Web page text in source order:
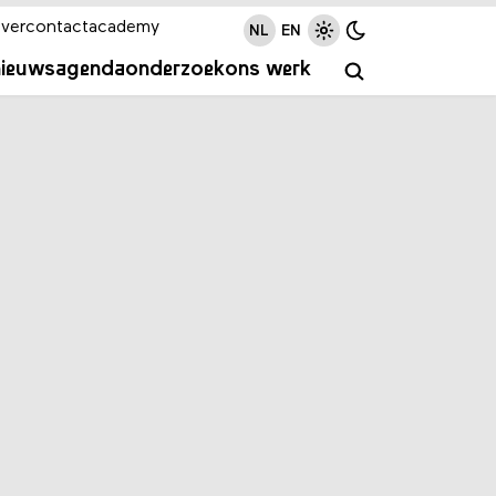
agendaonderzoekons werk
contactacademy NL EN